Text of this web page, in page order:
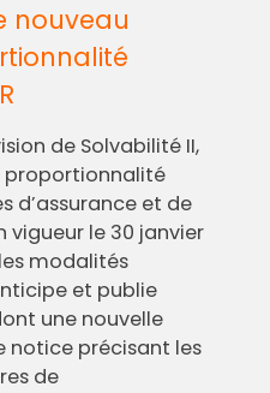
nouveau
de Solvabilité II,
proportionnalité
d’assurance et de
vigueur le 30 janvier
modalités
et publie
une nouvelle
notice précisant les
de